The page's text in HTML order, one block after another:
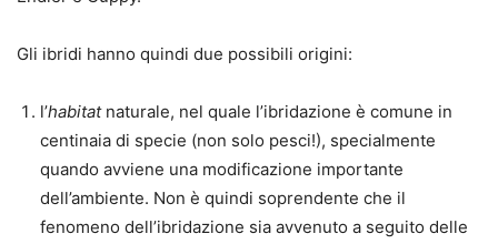
Gli ibridi hanno quindi due possibili origini:
l’habitatnaturale, nel quale l’ibridazione è comune in
centinaia di specie (non solo pesci!), specialmente
quando avviene una modificazione importante
dell’ambiente. Non è quindi soprendente che il
fenomeno dell’ibridazione sia avvenuto a seguito delle